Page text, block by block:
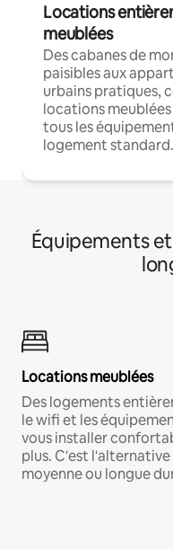
Locations
meublées
Des cabanes de
paisibles aux
urbains pratiques,
locations
tous les
logement standard.
Équipements
Locations meublées
Des logements
le wifi et les
vous installer
plus. C'est
moyenne ou longue